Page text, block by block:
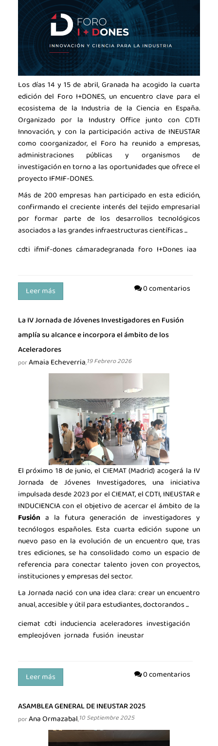
La industria de la Ciencia
La Asociación
Noticias
Agenda
Contacto
Talento
Únete
Los días 14 y 15 de abril, Granada ha acogido la cuarta
edición del Foro I+DONES, un encuentro clave para el
ecosistema de la Industria de la Ciencia en España.
Organizado por la Industry Office junto con CDTI
Innovación, y con la participación activa de INEUSTAR
como coorganizador, el Foro ha reunido a empresas,
administraciones públicas y organismos de
investigación en torno a las oportunidades que ofrece el
proyecto IFMIF-DONES.
Más de 200 empresas han participado en esta edición,
confirmando el creciente interés del tejido empresarial
por formar parte de los desarrollos tecnológicos
asociados a las grandes infraestructuras científicas ...
cdti ifmif-dones cámaradegranada foro I+Dones iaa
0 comentarios
Leer más
La IV Jornada de Jóvenes Investigadores en Fusión
amplía su alcance e incorpora el ámbito de los
Aceleradores
porAmaia Echeverria,19 Febrero 2026
El próximo 18 de junio, el CIEMAT (Madrid) acogerá la IV
Jornada de Jóvenes Investigadores, una iniciativa
impulsada desde 2023 por el CIEMAT, el CDTI, INEUSTAR e
INDUCIENCIA con el objetivo de acercar el ámbito de la
Fusión a la futura generación de investigadores y
tecnólogos españoles. Esta cuarta edición supone un
nuevo paso en la evolución de un encuentro que, tras
tres ediciones, se ha consolidado como un espacio de
referencia para conectar talento joven con proyectos,
instituciones y empresas del sector.
La Jornada nació con una idea clara: crear un encuentro
anual, accesible y útil para estudiantes, doctorandos ...
ciemat cdti induciencia aceleradores investigación
empleojóven jornada fusión ineustar
0 comentarios
Leer más
ASAMBLEA GENERAL DE INEUSTAR 2025
porAna Ormazabal,10 Septiembre 2025